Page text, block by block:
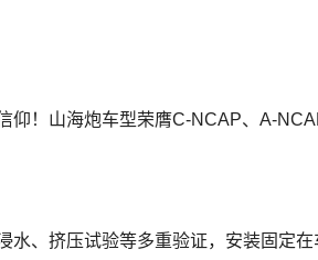
仰！山海炮车型荣膺C-NCAP、A-
水、挤压试验等多重验证，安装固定